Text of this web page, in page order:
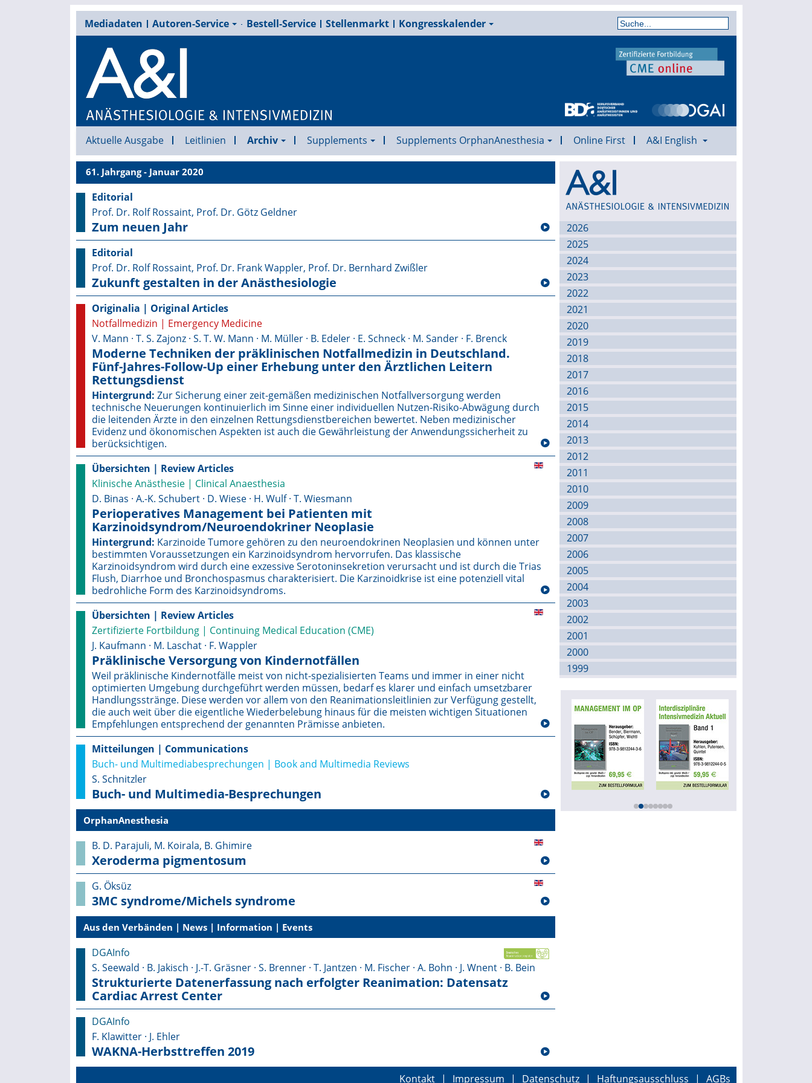
Mediadaten Autoren-Service Bestell-Service Stellenmarkt Kongresskalender
Aktuelle Ausgabe Leitlinien Archiv Supplements Supplements OrphanAnesthesia Online First A&I English
61. Jahrgang - Januar 2020
Editorial
Prof. Dr. Rolf Rossaint, Prof. Dr. Götz Geldner
Zum neuen Jahr
Editorial
Prof. Dr. Rolf Rossaint, Prof. Dr. Frank Wappler, Prof. Dr. Bernhard Zwißler
Zukunft gestalten in der Anästhesiologie
Originalia | Original Articles
Notfallmedizin | Emergency Medicine
V. Mann · T. S. Zajonz · S. T. W. Mann · M. Müller · B. Edeler · E. Schneck · M. Sander · F. Brenck
Moderne Techniken der präklinischen Notfallmedizin in Deutschland.
Fünf-Jahres-Follow-Up einer Erhebung unter den Ärztlichen Leitern
Rettungsdienst
Hintergrund: Zur Sicherung einer zeit-gemäßen medizinischen Notfallversorgung werden
technische Neuerungen kontinuierlich im Sinne einer individuellen Nutzen-Risiko-Abwägung durch
die leitenden Ärzte in den einzelnen Rettungsdienstbereichen bewertet. Neben medizinischer
Evidenz und ökonomischen Aspekten ist auch die Gewährleistung der Anwendungssicherheit zu
berücksichtigen.
Übersichten | Review Articles
Klinische Anästhesie | Clinical Anaesthesia
D. Binas · A.-K. Schubert · D. Wiese · H. Wulf · T. Wiesmann
Perioperatives Management bei Patienten mit
Karzinoidsyndrom/Neuroendokriner Neoplasie
Hintergrund: Karzinoide Tumore gehören zu den neuroendokrinen Neoplasien und können unter
bestimmten Voraussetzungen ein Karzinoidsyndrom hervorrufen. Das klassische
Karzinoidsyndrom wird durch eine exzessive Serotoninsekretion verursacht und ist durch die Trias
Flush, Diarrhoe und Bronchospasmus charakterisiert. Die Karzinoidkrise ist eine potenziell vital
bedrohliche Form des Karzinoidsyndroms.
Übersichten | Review Articles
Zertifizierte Fortbildung | Continuing Medical Education (CME)
J. Kaufmann · M. Laschat · F. Wappler
Präklinische Versorgung von Kindernotfällen
Weil präklinische Kindernotfälle meist von nicht-spezialisierten Teams und immer in einer nicht
optimierten Umgebung durchgeführt werden müssen, bedarf es klarer und einfach umsetzbarer
Handlungsstränge. Diese werden vor allem von den Reanimationsleitlinien zur Verfügung gestellt,
die auch weit über die eigentliche Wiederbelebung hinaus für die meisten wichtigen Situationen
Empfehlungen entsprechend der genannten Prämisse anbieten.
Mitteilungen | Communications
Buch- und Multimediabesprechungen | Book and Multimedia Reviews
S. Schnitzler
Buch- und Multimedia-Besprechungen
OrphanAnesthesia
B. D. Parajuli, M. Koirala, B. Ghimire
Xeroderma pigmentosum
G. Öksüz
3MC syndrome/Michels syndrome
Aus den Verbänden | News | Information | Events
DGAInfo
S. Seewald · B. Jakisch · J.-T. Gräsner · S. Brenner · T. Jantzen · M. Fischer · A. Bohn · J. Wnent · B. Bein
Strukturierte Datenerfassung nach erfolgter Reanimation: Datensatz
Cardiac Arrest Center
DGAInfo
F. Klawitter · J. Ehler
WAKNA-Herbsttreffen 2019
Archiv
2026
2025
2024
2023
2022
2021
2020
2019
2018
2017
2016
2015
2014
2013
2012
2011
2010
2009
2008
2007
2006
2005
2004
2003
2002
2001
2000
1999
Kontakt | Impressum | Datenschutz | Haftungsausschluss | AGBs